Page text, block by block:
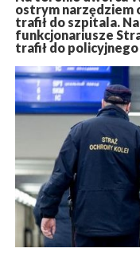
ostrym narzędziem
trafił do szpitala.
funkcjonariusze
trafił do